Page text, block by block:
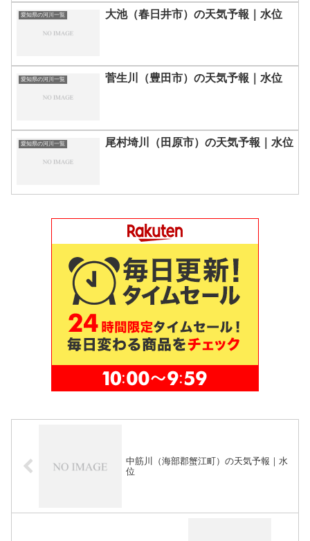
愛知県の河川一覧 大池（春日井市）の天気予報｜水位
愛知県の河川一覧 菅生川（豊田市）の天気予報｜水位
愛知県の河川一覧 尾村埼川（田原市）の天気予報｜水位
中筋川（海部郡蟹江町）の天気予報｜水
位